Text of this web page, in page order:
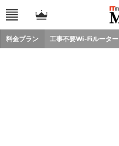
料金プラン 工事不要Wi-Fiルーター